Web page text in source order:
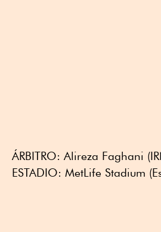
ÁRBITRO: Alireza Faghani
ESTADIO: MetLife Stadium